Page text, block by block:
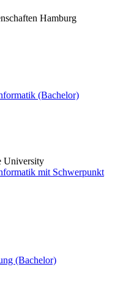
Hamburg
(Bachelor)
University
mit Schwerpunkt
(Bachelor)